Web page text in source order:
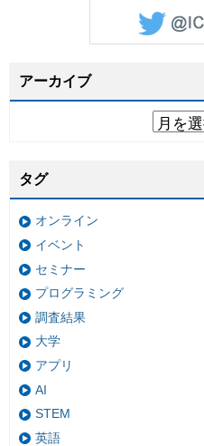
アーカイブ
タグ
オンライン
イベント
セミナー
プログラミング
調査結果
大学
アプリ
AI
STEM
英語